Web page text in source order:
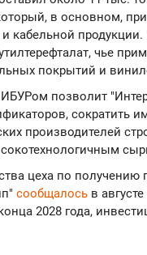
в основном,
кабельной
чье
покрытий и
позволит
сократить
производителей
цеха по
сообщалось в
2028 года,